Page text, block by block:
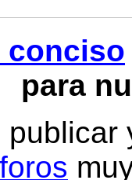
conciso
para
publicar
foros